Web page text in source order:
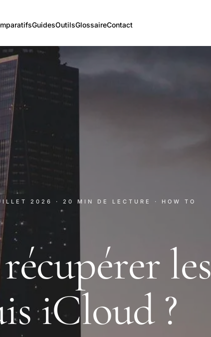
GuidesOutilsGlossaireContact
2026 · 20 MIN DE LECTURE · HOW TO
les
iCloud ?